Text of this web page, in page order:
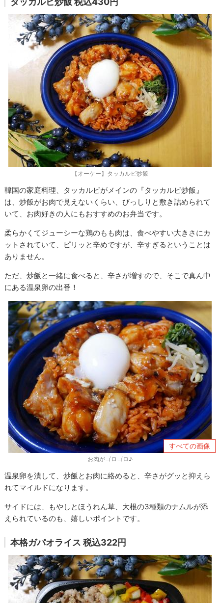
【オーケー】タッカルビ炒飯
韓国の家庭料理、タッカルビがメインの『タッカルビ炒飯』
は、炒飯がお肉で見えないくらい、びっしりと敷き詰められて
いて、お肉好きの人にもおすすめのお弁当です。
柔らかくてジューシーな鶏のもも肉は、食べやすい大きさにカ
ットされていて、ピリッと辛めですが、辛すぎるということは
ありません。
ただ、炒飯と一緒に食べると、辛さが増すので、そこで真ん中
にある温泉卵の出番！
すべての画像
お肉がゴロゴロ♪
温泉卵を潰して、炒飯とお肉に絡めると、辛さがグッと抑えら
れてマイルドになります。
サイドには、もやしとほうれん草、大根の3種類のナムルが添
えられているのも、嬉しいポイントです。
本格ガパオライス 税込322円